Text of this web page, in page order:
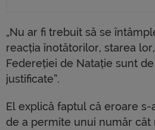
„Nu ar fi trebuit să se
reacția înotătorilor, starea
Federeției de Natație sunt
justificate”.
El explică faptul că eroare s-
de a permite unui număr cât